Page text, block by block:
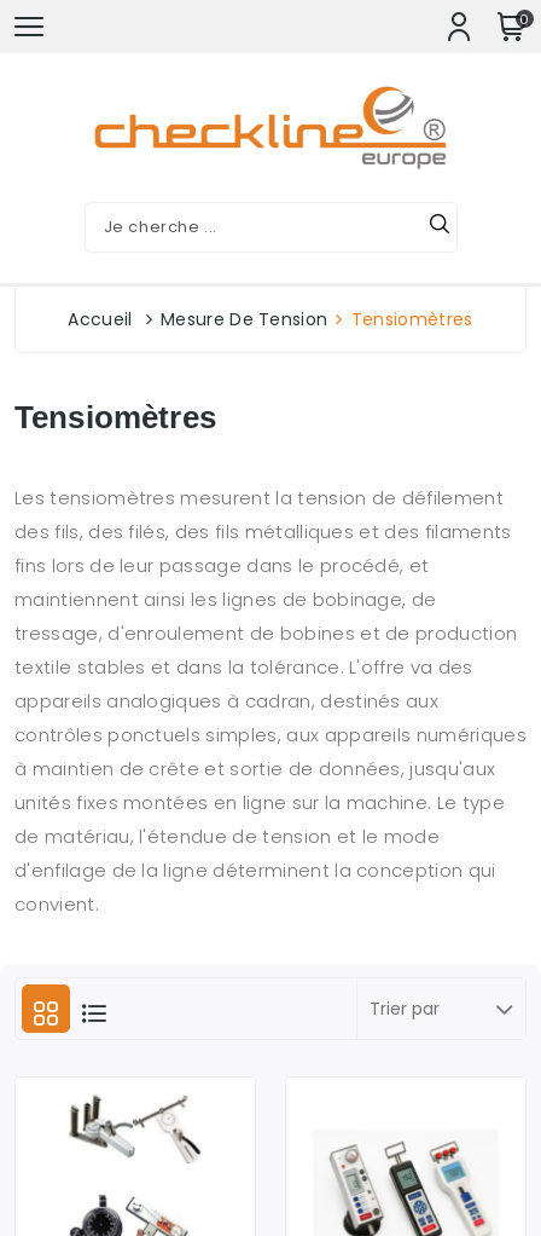
0
Accueil Mesure De Tension Tensiomètres
Tensiomètres
Les tensiomètres mesurent la tension de défilement
des fils, des filés, des fils métalliques et des filaments
fins lors de leur passage dans le procédé, et
maintiennent ainsi les lignes de bobinage, de
tressage, d'enroulement de bobines et de production
textile stables et dans la tolérance. L'offre va des
appareils analogiques à cadran, destinés aux
contrôles ponctuels simples, aux appareils numériques
à maintien de crête et sortie de données, jusqu'aux
unités fixes montées en ligne sur la machine. Le type
de matériau, l'étendue de tension et le mode
d'enfilage de la ligne déterminent la conception qui
convient.